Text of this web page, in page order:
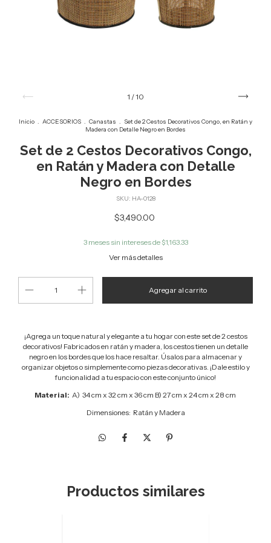
1 /10
Inicio . ACCESORIOS . Canastas . Set de 2 Cestos Decorativos Congo, en Ratán y
Madera con Detalle Negro en Bordes
Set de 2 Cestos Decorativos Congo,
en Ratán y Madera con Detalle
Negro en Bordes
SKU: HA-0128
$3,490.00
3 meses sin intereses de $1,163.33
Ver más detalles
¡Agrega un toque natural y elegante a tu hogar con este set de 2 cestos
decorativos! Fabricados en ratán y madera, los cestos tienen un detalle
negro en los bordes que los hace resaltar. Úsalos para almacenar y
organizar objetos o simplemente como piezas decorativas. ¡Dale estilo y
funcionalidad a tu espacio con este conjunto único!
Material: A) 34 cm x 32 cm x 36 cm B) 27 cm x 24 cm x 28 cm
Dimensiones: Ratán y Madera
Productos similares